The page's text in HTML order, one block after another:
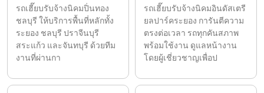
รถเฮี๊ยบรับจ้างนิคมปิ่นทอง
ชลบุรี ให้บริการพื้นที่หลักทั้ง
ระยอง ชลบุรี ปราจีนบุรี
สระแก้ว และจันทบุรี ด้วยทีม
งานที่ผ่านกา
รถเฮี๊ยบรับจ้างนิคมอินดัสเตรี
ยลปาร์คระยอง การันตีความ
ตรงต่อเวลา รถทุกคันสภาพ
พร้อมใช้งาน ดูแลหน้างาน
โดยผู้เชี่ยวชาญเพื่อป